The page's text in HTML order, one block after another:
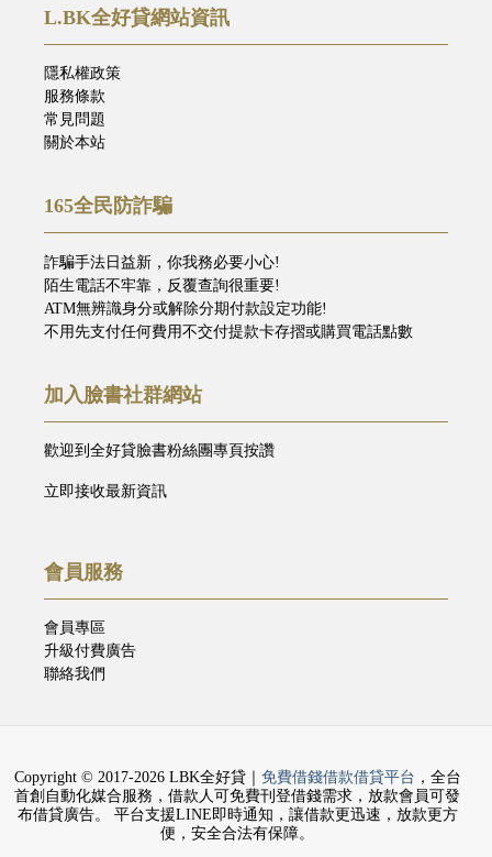
L.BK全好貸網站資訊
隱私權政策
服務條款
常見問題
關於本站
165全民防詐騙
詐騙手法日益新，你我務必要小心!
陌生電話不牢靠，反覆查詢很重要!
ATM無辨識身分或解除分期付款設定功能!
不用先支付任何費用不交付提款卡存摺或購買電話點數
加入臉書社群網站
歡迎到全好貸臉書粉絲團專頁按讚
立即接收最新資訊
會員服務
會員專區
升級付費廣告
聯絡我們
Copyright © 2017-2026 LBK全好貸｜ 免費借錢借款借貸平台 ，全台
首創自動化媒合服務，借款人可免費刊登借錢需求，放款會員可發
布借貸廣告。 平台支援LINE即時通知，讓借款更迅速，放款更方
便，安全合法有保障。